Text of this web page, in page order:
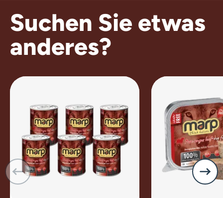
Suchen Sie etwas
anderes?